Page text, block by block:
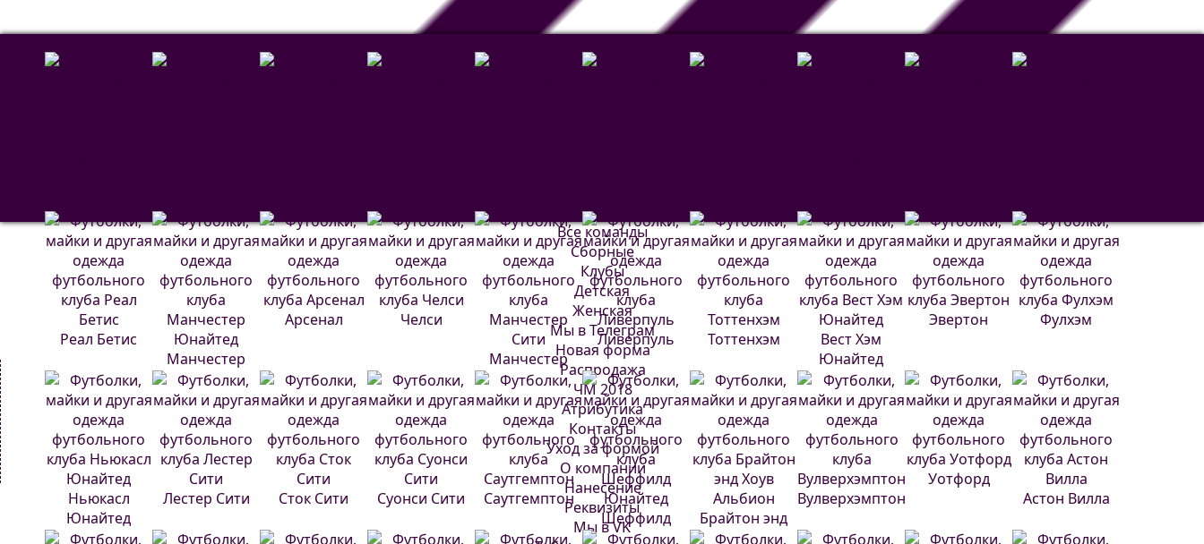
Реал Бетис
Манчестер
Юнайтед
Арсенал
Челси
Манчестер
Сити
Ливерпуль Тоттенхэм
Вест Хэм
Юнайтед
Эвертон Фулхэм
Ньюкасл
Юнайтед
Лестер Сити Сток Сити Суонси Сити
Саутгемптон
Шеффилд
Юнайтед
Брайтон энд
Хоув Альбион
Вулверхэмптон
Уотфорд
Астон Вилла
Все команды
Сборные
Клубы
Детская
Женская
Мы в Телеграм
Новая форма
Распродажа
ЧМ 2018
Атрибутика
Контакты
Уход за формой
О компании
Нанесение
Реквизиты
Мы в VK